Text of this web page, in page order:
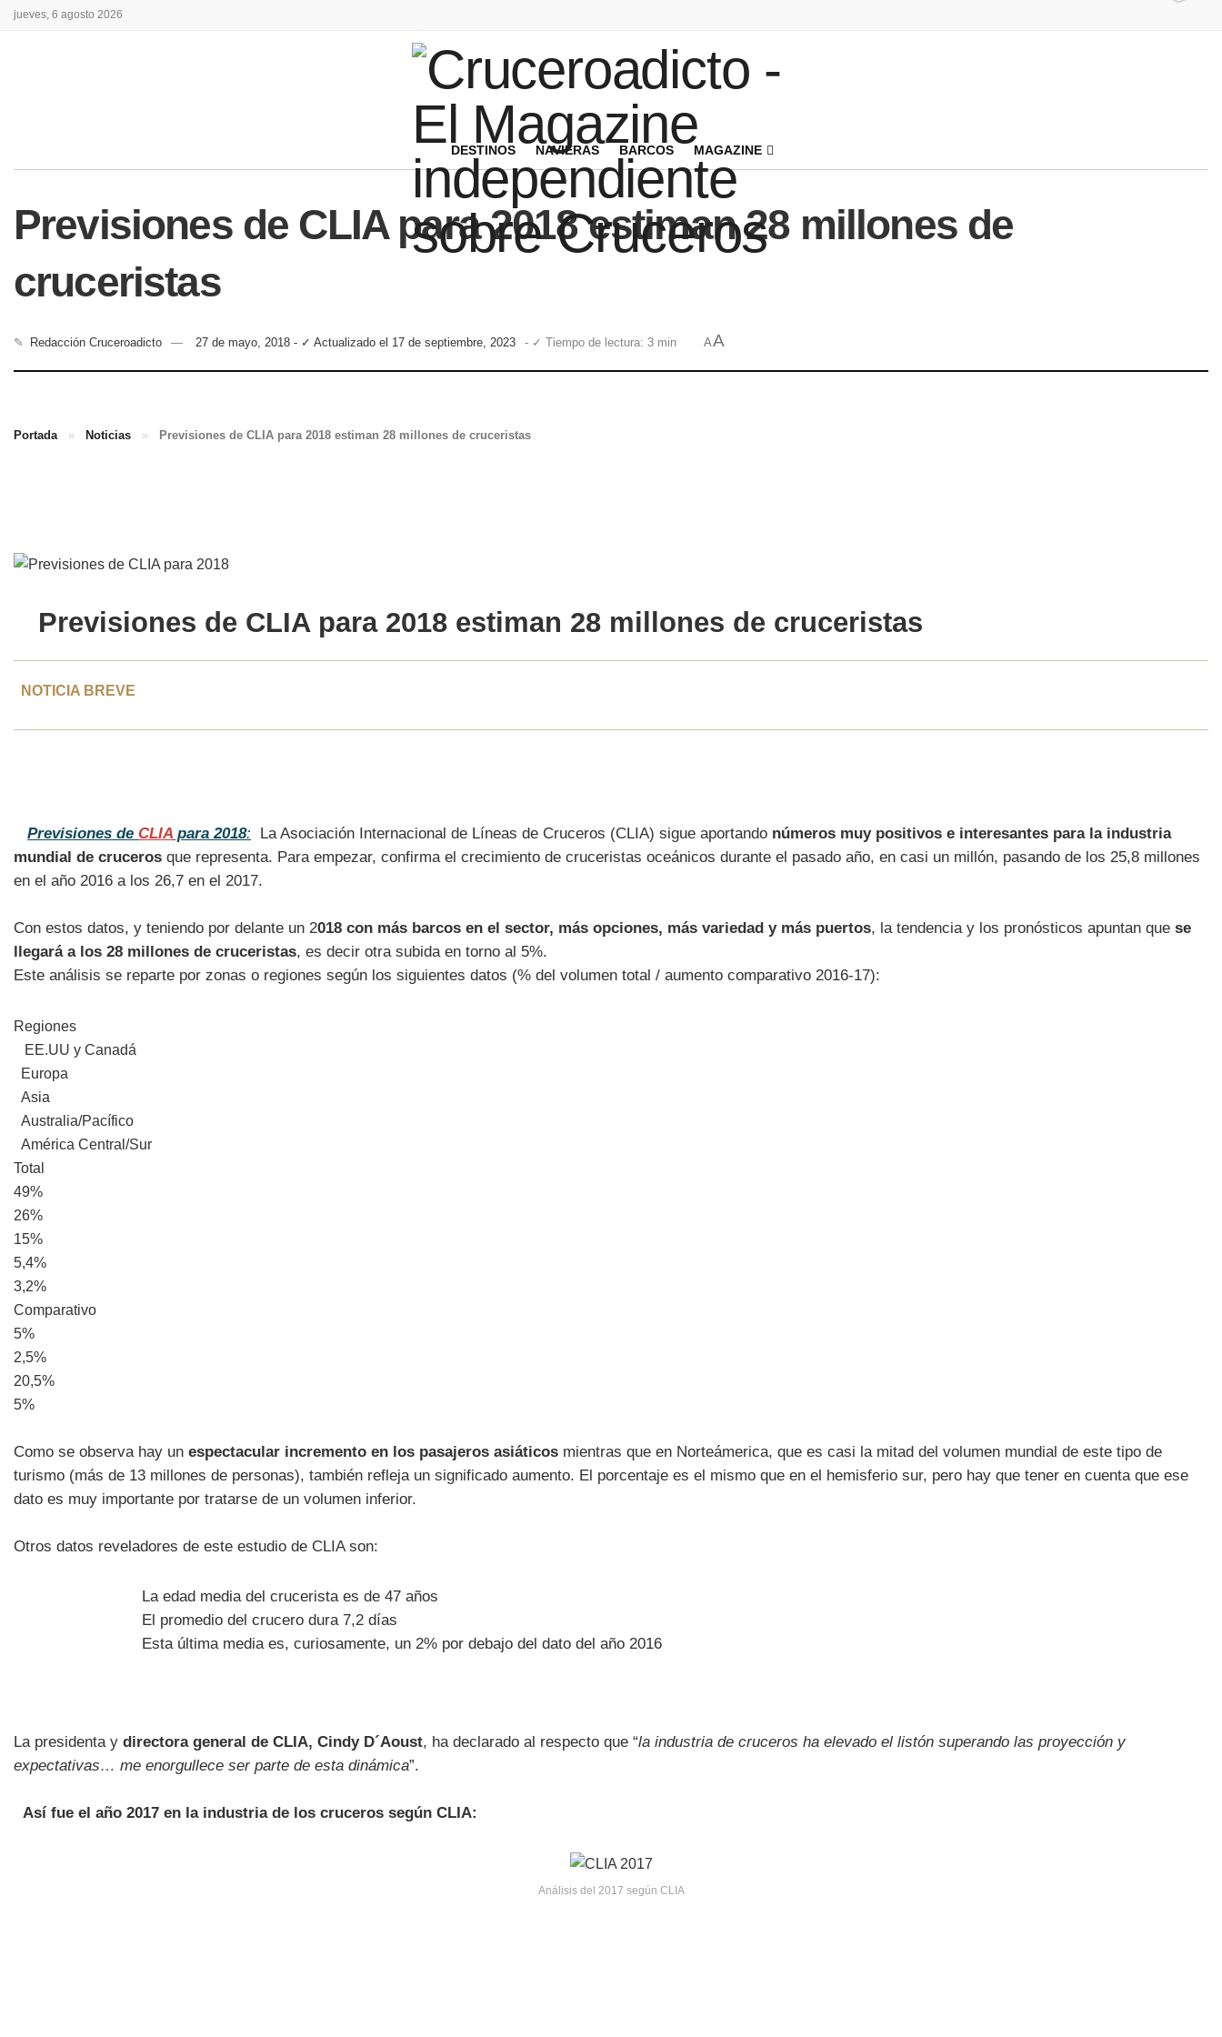
jueves, 6 agosto 2026
DESTINOS NAVIERAS BARCOS MAGAZINE
Previsiones de CLIA para 2018 estiman 28 millones de
cruceristas
✎ Redacción Cruceroadicto 27 de mayo, 2018 - ✓ Actualizado el 17 de septiembre, 2023 - ✓ Tiempo de lectura: 3 min AA
Portada » Noticias » Previsiones de CLIA para 2018 estiman 28 millones de cruceristas
Previsiones de CLIA para 2018 estiman 28 millones de cruceristas
NOTICIA BREVE
Previsiones de CLIA para 2018: La Asociación Internacional de Líneas de Cruceros (CLIA) sigue aportando números muy positivos e interesantes para la industria
mundial de cruceros que representa. Para empezar, confirma el crecimiento de cruceristas oceánicos durante el pasado año, en casi un millón, pasando de los 25,8 millones
en el año 2016 a los 26,7 en el 2017.
Con estos datos, y teniendo por delante un 2018 con más barcos en el sector, más opciones, más variedad y más puertos, la tendencia y los pronósticos apuntan que se
llegará a los 28 millones de cruceristas, es decir otra subida en torno al 5%.
Este análisis se reparte por zonas o regiones según los siguientes datos (% del volumen total / aumento comparativo 2016-17):
Regiones
EE.UU y Canadá
Europa
Asia
Australia/Pacífico
América Central/Sur
Total
49%
26%
15%
5,4%
3,2%
Comparativo
5%
2,5%
20,5%
5%
Como se observa hay un espectacular incremento en los pasajeros asiáticos mientras que en Norteámerica, que es casi la mitad del volumen mundial de este tipo de
turismo (más de 13 millones de personas), también refleja un significado aumento. El porcentaje es el mismo que en el hemisferio sur, pero hay que tener en cuenta que ese
dato es muy importante por tratarse de un volumen inferior.
Otros datos reveladores de este estudio de CLIA son:
La edad media del crucerista es de 47 años
El promedio del crucero dura 7,2 días
Esta última media es, curiosamente, un 2% por debajo del dato del año 2016
La presidenta y directora general de CLIA, Cindy D´Aoust, ha declarado al respecto que “la industria de cruceros ha elevado el listón superando las proyección y
expectativas… me enorgullece ser parte de esta dinámica”.
Así fue el año 2017 en la industria de los cruceros según CLIA:
Análisis del 2017 según CLIA